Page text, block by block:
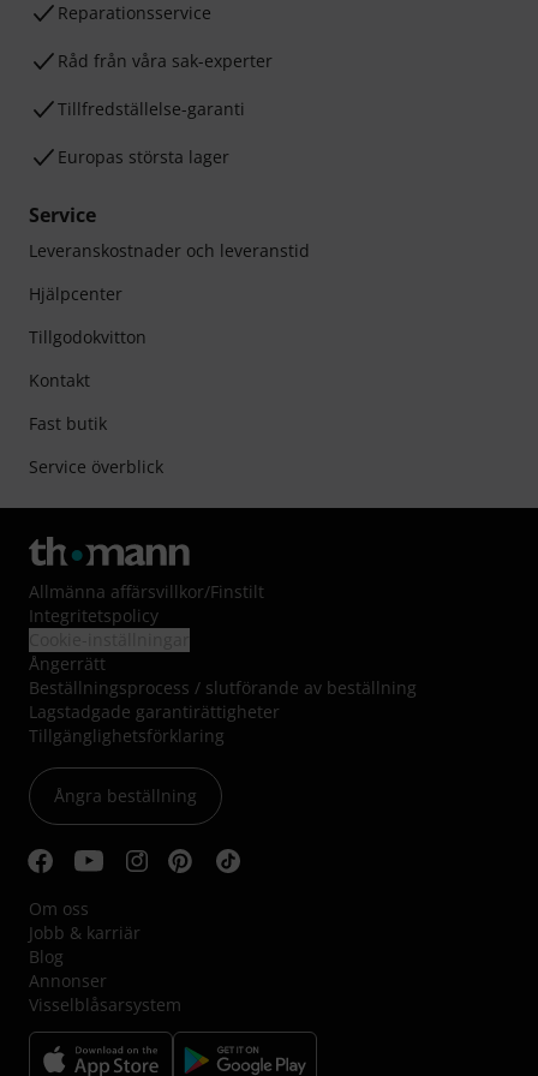
Reparationsservice
Råd från våra sak-experter
Tillfredställelse-garanti
Europas största lager
Service
Leveranskostnader och leveranstid
Hjälpcenter
Tillgodokvitton
Kontakt
Fast butik
Service överblick
Allmänna affärsvillkor/Finstilt
Integritetspolicy
Ångerrätt
Beställningsprocess / slutförande av beställning
Lagstadgade garantirättigheter
Tillgänglighetsförklaring
Ångra beställning
Om oss
Jobb & karriär
Blog
Annonser
Visselblåsarsystem